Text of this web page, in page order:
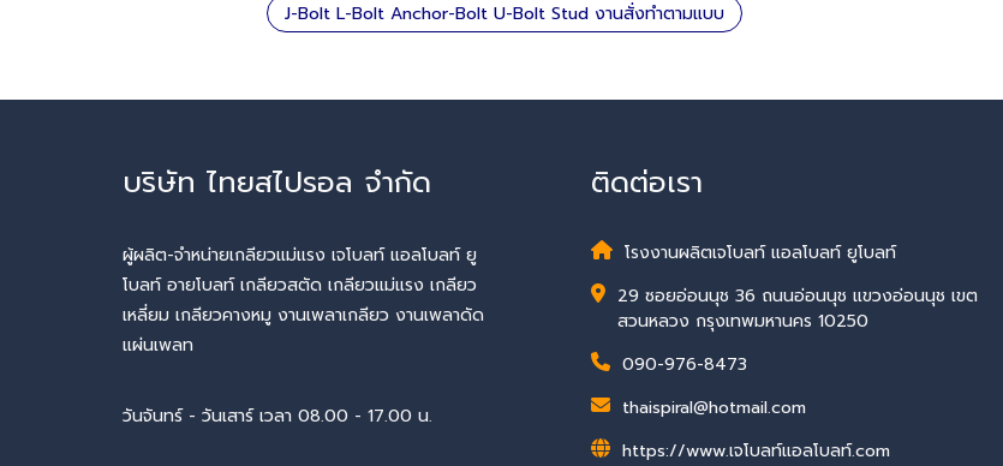
J-Bolt L-Bolt Anchor-Bolt U-Bolt Stud งานสั่งทำตามแบบ
บริษัท ไทยสไปรอล จำกัด
ผู้ผลิต-จำหน่ายเกลียวแม่แรง เจโบลท์ แอลโบลท์ ยู
โบลท์ อายโบลท์ เกลียวสตัด เกลียวแม่แรง เกลียว
เหลี่ยม เกลียวคางหมู งานเพลาเกลียว งานเพลาดัด
แผ่นเพลท
วันจันทร์ - วันเสาร์ เวลา 08.00 - 17.00 น.
ติดต่อเรา
โรงงานผลิตเจโบลท์ แอลโบลท์ ยูโบลท์
29 ซอยอ่อนนุช 36 ถนนอ่อนนุช แขวงอ่อนนุช เขต
สวนหลวง กรุงเทพมหานคร 10250
090-976-8473
thaispiral@hotmail.com
https://www.เจโบลท์แอลโบลท์.com